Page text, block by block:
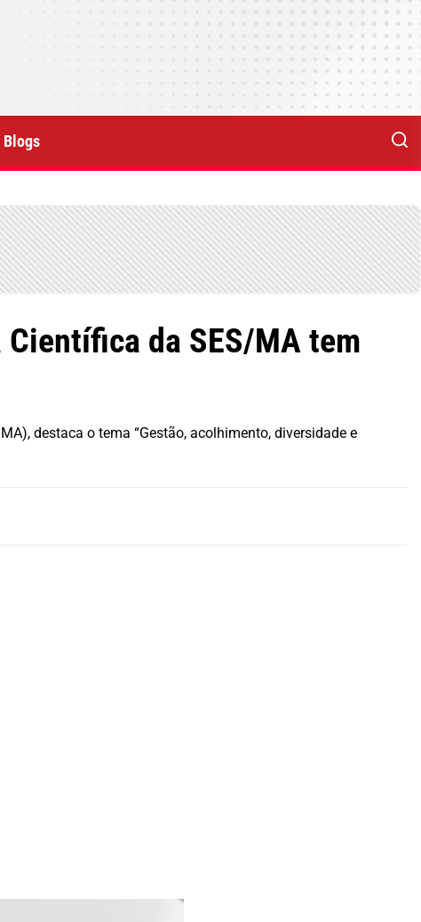
Blogs
da SES/MA tem
destaca o tema “Gestão, acolhimento, diversidade e